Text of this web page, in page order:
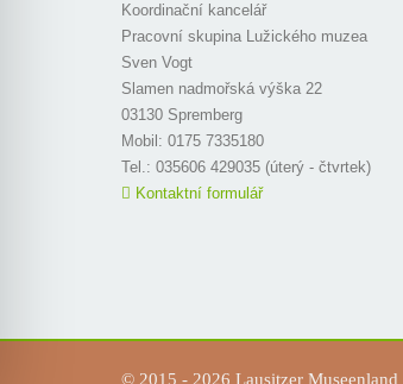
Koordinační kancelář
Pracovní skupina Lužického muzea
Sven Vogt
Slamen nadmořská výška 22
03130 Spremberg
Mobil: 0175 7335180
Tel.: 035606 429035 (úterý - čtvrtek)
Kontaktní formulář
© 2015 - 2026 Lausitzer Museenland